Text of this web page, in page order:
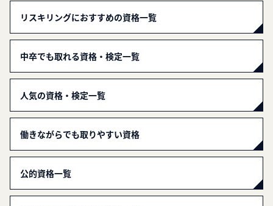
リスキリングにおすすめの資格一覧
中卒でも取れる資格・検定一覧
人気の資格・検定一覧
働きながらでも取りやすい資格
公的資格一覧